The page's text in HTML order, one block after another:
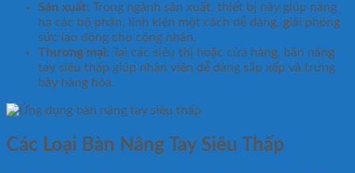
Sản xuất: Trong ngành sản xuất, thiết bị này giúp nâng
hạ các bộ phận, linh kiện một cách dễ dàng, giải phóng
sức lao động cho công nhân.
Thương mại: Tại các siêu thị hoặc cửa hàng, bàn nâng
tay siêu thấp giúp nhân viên dễ dàng sắp xếp và trưng
bày hàng hóa.
Các Loại Bàn Nâng Tay Siêu Thấp